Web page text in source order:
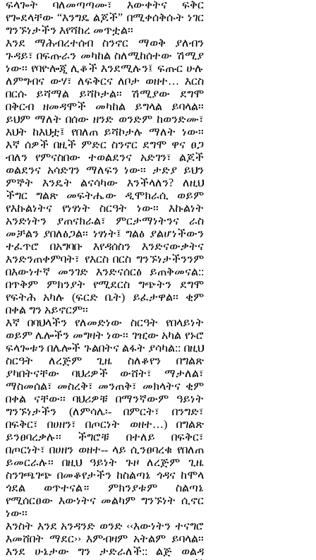
ፍላጐት ባለመጣጣሙ፣ እውቀትና ፍቅር
የጐደላቸው “እንግዴ ልጆች” በሚቀሰቅሱት ነገር
ግንኙነታችን እየሻከረ መጥቷል፡፡
እንደ ማሕብረተሰብ ስንኖር ማወቅ ያለብን
ጉዳይ፣ በፍጡራን መካከል ስለሚከሰተው ሽሚያ
ነው፡፡ የባዮሎጂ ሊቆች እንደሚሉን፤ ፍጡር ሁሉ
ለምግብና ውሃ፣ ለፍቅርና ለቦታ ወዘተ… እርስ
በርሱ ይሻማል ይሻኮታል፡፡ ሽሚያው ደግሞ
በቅርብ ዘመዳሞች መካከል ይግላል ይባላል፡፡
ይህም ማለት በሰው ዘንድ ወንድም ከወንድሙ፣
እህት ከእህቷ፤ የበለጠ ይሻኮታሉ ማለት ነው፡፡
እኛ ሰዎች በዚች ምድር ስንኖር ደግሞ ዋና ፀጋ
ብለን የምናስበው ተወልደንና አድገን፣ ልጆች
ወልደንና አሳድገን ማለፍን ነው፡፡ ታድያ ይህን
ምኞት እንዴት ልናሳካው እንችላለን? ለዚህ
ችግር ግልጽ መፍትሔው ዲሞክራሲ ወይም
የእኩልነትና የነፃነት ስርዓት ነው፡፡ እኩልነት
አንድነትን ያጠናክራል፣ ምርታማነትንና ራስ
መቻልን ያበለፅጋል፡፡ ነፃነት፤ ግልፅ ያልሆነችውን
ተፈጥሮ በአግባቡ እየዳሰስን እንድናውቃትና
እንድንጠቀምባት፣ የእርስ በርስ ግንኙነታችንንም
በእውነተኛ መንገድ እንድናሰርፅ ይጠቅመናል::
በጥቅም ምክንያት የሚደርስ ግጭትን ደግሞ
የፍትሕ አካሉ (ፍርድ ቤት) ይፈታዋል፡፡ ቂም
በቀል ግን አይኖርም፡፡
እኛ በባህላችን የለመድነው ስርዓት የበላይነት
ወይም ሌሎችን መግዛት ነው፡፡ ገዢው አካል የኑሮ
ፍላጐቱን በሌሎች ጉልበትና ልፋት ያሳካል:: በዚህ
ስርዓት ለረጅም ጊዜ ስለቆየን በግልጽ
ያካበትናቸው ባህሪዎች ውሸት፣ ማታለል፣
ማስመሰል፣ መስረቅ፣ መንጠቅ፣ መክላትና ቂም
በቀል ናቸው፡፡ ባህሪዎቹ በማንኛውም ዓይነት
ግንኙነታችን (ለምሳሌ፡- በምርት፣ በንግድ፣
በፍቅር፣ በሀዘን፣ በጦርነት ወዘተ…) በግልጽ
ይንፀባረቃሉ፡፡ ችግሮቹ በተለይ በፍቅር፣
በጦርነት፣ በሀዘን ወዘተ-- ላይ ሲንፀባረቁ የበለጠ
ይመርራሉ፡፡ በዚህ ዓይነት ጉዞ ለረጅም ጊዜ
ስንገጫገጭ በመቆየታችን ከስልጣኔ ጎዳና ከሞላ
ጎደል ወጥተናል። ምክንያቱም ስልጣኔ
የሚሰርፀው እውነትና መልካም ግንኙነት ሲኖር
ነው፡፡
እንስት እንደ አንዳንድ ወንድ ‹‹እውነትን ተናግሮ
እመሸበት ማደር›› እምብዛም አትልም ይባላል፡፡
እንደ ሁኔታው ግን ታድራለች:: ልጅ ወልዳ